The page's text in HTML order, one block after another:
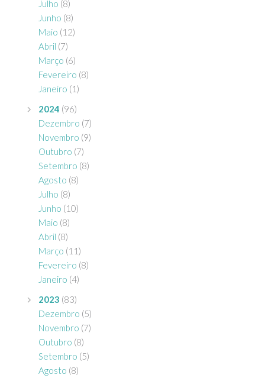
Julho (8)
Junho (8)
Maio (12)
Abril (7)
Março (6)
Fevereiro (8)
Janeiro (1)
2024 (96)
Dezembro (7)
Novembro (9)
Outubro (7)
Setembro (8)
Agosto (8)
Julho (8)
Junho (10)
Maio (8)
Abril (8)
Março (11)
Fevereiro (8)
Janeiro (4)
2023 (83)
Dezembro (5)
Novembro (7)
Outubro (8)
Setembro (5)
Agosto (8)